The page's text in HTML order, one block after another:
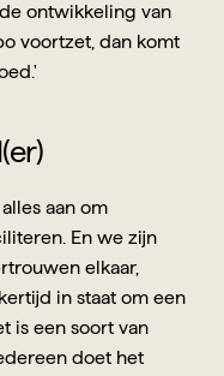
ontwikkeling van
voortzet, dan komt
aan om
En we zijn
elkaar,
in staat om een
is een soort van
doet het